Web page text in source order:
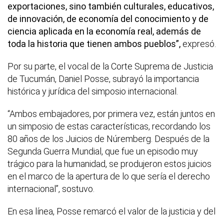
exportaciones, sino también culturales, educativos,
de innovación, de economía del conocimiento y de
ciencia aplicada en la economía real, además de
toda la historia que tienen ambos pueblos”, expresó.
Por su parte, el vocal de la Corte Suprema de Justicia
de Tucumán, Daniel Posse, subrayó la importancia
histórica y jurídica del simposio internacional.
“Ambos embajadores, por primera vez, están juntos en
un simposio de estas características, recordando los
80 años de los Juicios de Núremberg. Después de la
Segunda Guerra Mundial, que fue un episodio muy
trágico para la humanidad, se produjeron estos juicios
en el marco de la apertura de lo que sería el derecho
internacional”, sostuvo.
En esa línea, Posse remarcó el valor de la justicia y del